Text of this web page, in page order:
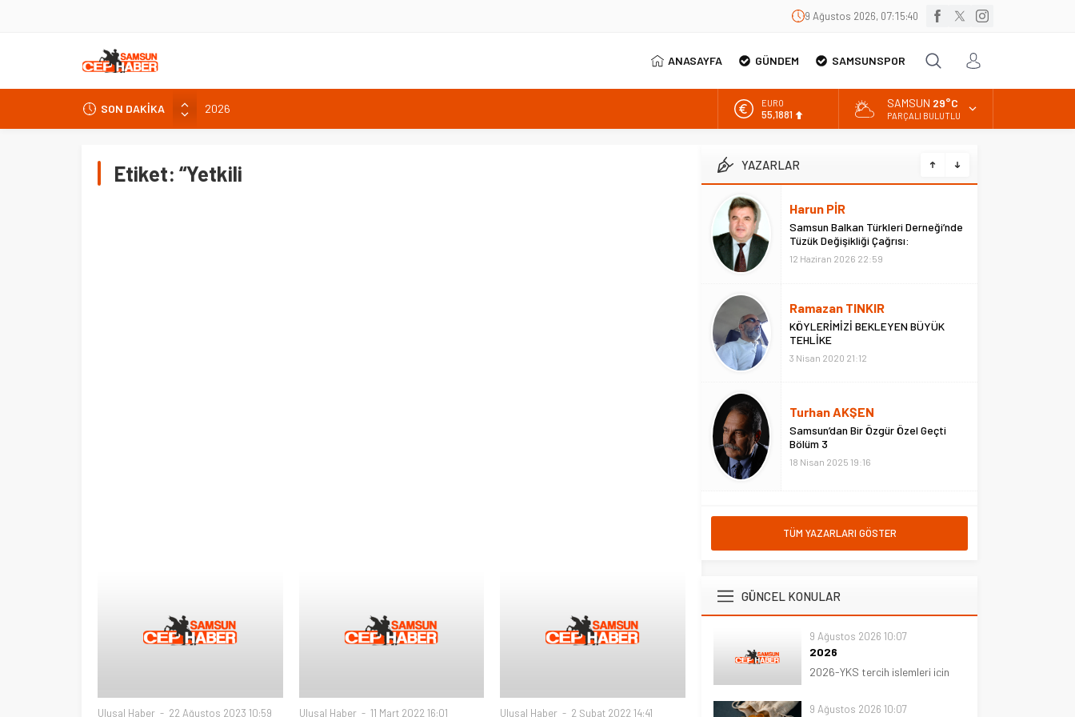
9 Ağustos 2026, 07:15:41
ANASAYFA GÜNDEM SAMSUNSPOR
SON DAKİKA
2026
Altın haftayı yüzde 7,4 yükselişle kapattı: Güncel fiyatlar
Ovit Yayla Şenlikleri’nde Karadeniz ezgileri yankılandı
EURO
55,1881
BİST
47,7111
SAMSUN 29°C
PARÇALI BULUTLU
Etiket: “Yetkili
Ulusal Haber 22 Ağustos 2023 10:59 Ulusal Haber 11 Mart 2022 16:01 Ulusal Haber 2 Şubat 2022 14:41
YAZARLAR
Harun PİR
Samsun Balkan Türkleri Derneği’nde
Tüzük Değişikliği Çağrısı:
“ATATÜRK’süz Tüzük Olmaz
12 Haziran 2026 22:59
Ramazan TINKIR
KÖYLERİMİZİ BEKLEYEN BÜYÜK
TEHLİKE
3 Nisan 2020 21:12
Turhan AKŞEN
Samsun’dan Bir Özgür Özel Geçti
Bölüm 3
18 Nisan 2025 19:16
TÜM YAZARLARI GÖSTER
GÜNCEL KONULAR
9 Ağustos 2026 10:07
2026
2026-YKS tercih işlemleri için
tercihlerini saat 23.59’a kadar
9 Ağustos 2026 10:07